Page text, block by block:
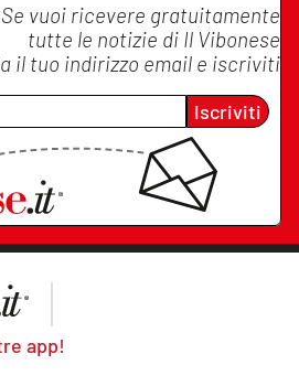
Se vuoi ricevere gratuitamente
tutte le notizie di Il Vibonese
il tuo indirizzo email e iscriviti
Iscriviti
app!